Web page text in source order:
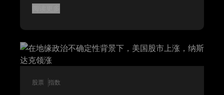
股票 指数